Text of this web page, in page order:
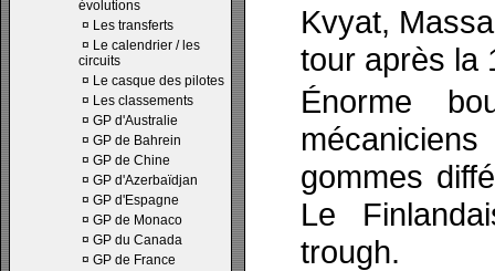
évolutions
¤ Les transferts
¤ Le calendrier / les
circuits
¤ Le casque des pilotes
¤ Les classements
¤ GP d'Australie
¤ GP de Bahrein
¤ GP de Chine
¤ GP d'Azerbaïdjan
¤ GP d'Espagne
¤ GP de Monaco
¤ GP du Canada
¤ GP de France
Kvyat,
tour après la
Énorme
gommes
Le
trough.